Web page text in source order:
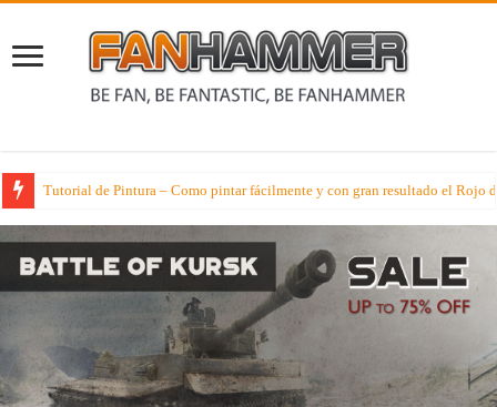
Se abre el mercado de fichajes en Blood Bowl con tres nuevos jugadores